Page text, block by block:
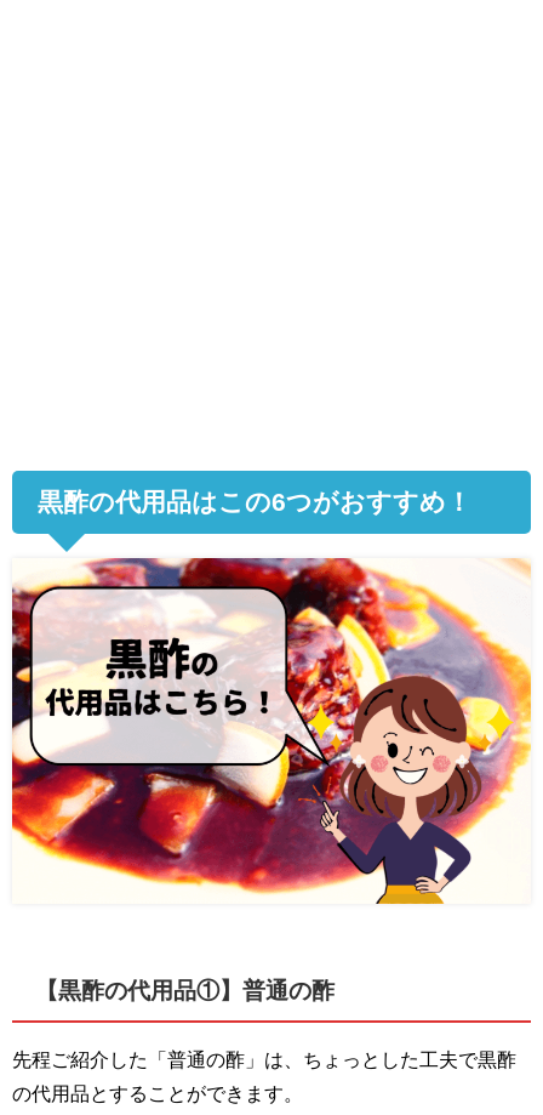
黒酢の代用品はこの6つがおすすめ！
【黒酢の代用品①】普通の酢
先程ご紹介した「普通の酢」は、ちょっとした工夫で黒酢
の代用品とすることができます。